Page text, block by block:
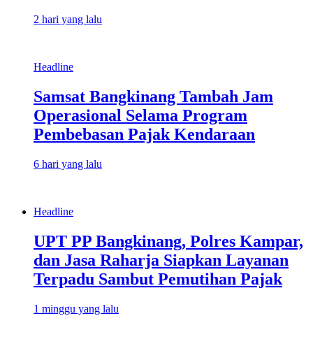
2 hari yang lalu
Headline
Samsat Bangkinang Tambah Jam
Operasional Selama Program
Pembebasan Pajak Kendaraan
6 hari yang lalu
Headline
UPT PP Bangkinang, Polres Kampar,
dan Jasa Raharja Siapkan Layanan
Terpadu Sambut Pemutihan Pajak
1 minggu yang lalu